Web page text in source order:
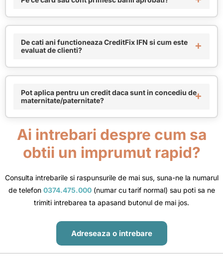
De cati ani functioneaza CreditFix IFN si cum este
evaluat de clienti?
Pot aplica pentru un credit daca sunt in concediu de
maternitate/paternitate?
Ai intrebari despre cum sa
obtii un imprumut rapid?
Consulta intrebarile si raspunsurile de mai sus, suna-ne la numarul
de telefon 0374.475.000(numar cu tarif normal) sau poti sa ne
trimiti intrebarea ta apasand butonul de mai jos.
Adreseaza o intrebare